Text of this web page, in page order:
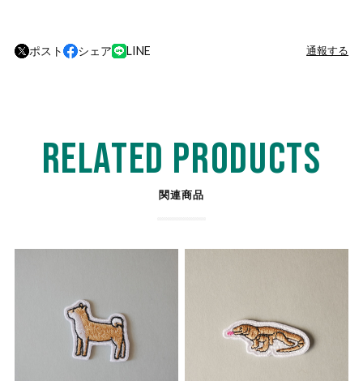
ポスト シェア LINE 通報する
RELATED PRODUCTS
関連商品